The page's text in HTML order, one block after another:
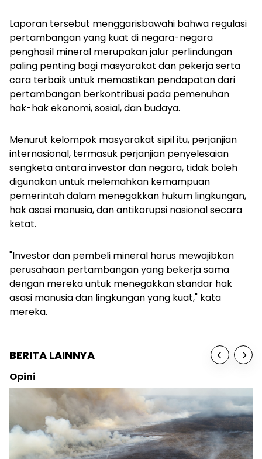
Laporan tersebut menggarisbawahi bahwa regulasi
pertambangan yang kuat di negara-negara
penghasil mineral merupakan jalur perlindungan
paling penting bagi masyarakat dan pekerja serta
cara terbaik untuk memastikan pendapatan dari
pertambangan berkontribusi pada pemenuhan
hak-hak ekonomi, sosial, dan budaya.
Menurut kelompok masyarakat sipil itu, perjanjian
internasional, termasuk perjanjian penyelesaian
sengketa antara investor dan negara, tidak boleh
digunakan untuk melemahkan kemampuan
pemerintah dalam menegakkan hukum lingkungan,
hak asasi manusia, dan antikorupsi nasional secara
ketat.
"Investor dan pembeli mineral harus mewajibkan
perusahaan pertambangan yang bekerja sama
dengan mereka untuk menegakkan standar hak
asasi manusia dan lingkungan yang kuat," kata
mereka.
BERITA LAINNYA
Opini